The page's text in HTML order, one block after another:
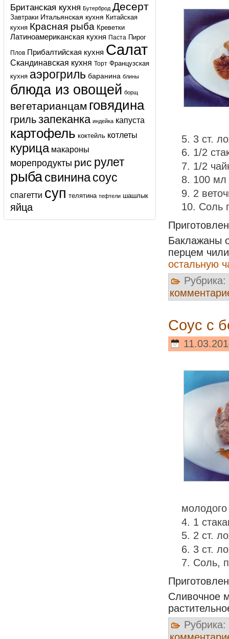
Британская кухня Бутерброд Десерт
Завтраки Итальянская кухня Китайская
кухня Красная рыба Креветки
Латиноамериканская кухня Паста Пирог
Плов Прибалтийская кухня Салат
Скандинавская кухня Торт Французская
кухня аэрогриль баранина блины
блюда из овощей борщ
вегетарианцам говядина
грильзапеканка индейка капуста
картофель коктейль котлеты
курица макароны
морепродукты рис рулет
рыбасвининасоус
спагетти суп телятина тефтели шашлык
яйца
3 ст.
1/2
1/2
100 мл
2
Соль
Баклажаны
перцем
остальную
Рубрика:
Соус с
молодого
1
2 ст.
3 ст.
Соль,
Сливочное
Рубрика: